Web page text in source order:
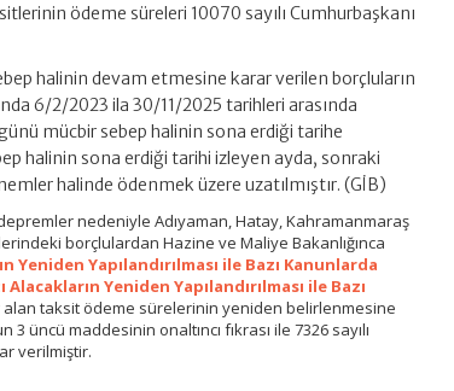
ödeme süreleri 10070 sayılı Cumhurbaşkanı
halinin devam etmesine karar verilen borçluların
6/2/2023 ila 30/11/2025 tarihleri arasında
mücbir sebep halinin sona erdiği tarihe
halinin sona erdiği tarihi izleyen ayda, sonraki
halinde ödenmek üzere uzatılmıştır. (GİB)
nedeniyle Adıyaman, Hatay, Kahramanmaraş
borçlulardan Hazine ve Maliye Bakanlığınca
Yeniden Yapılandırılması ile Bazı Kanunlarda
Alacakların Yeniden Yapılandırılması ile Bazı
alan taksit ödeme sürelerinin yeniden belirlenmesine
üncü maddesinin onaltıncı fıkrası ile 7326 sayılı
verilmiştir.